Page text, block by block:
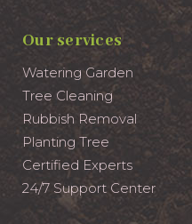
Our services
Watering Garden
Tree Cleaning
Rubbish Removal
Planting Tree
Certified Experts
24/7 Support Center